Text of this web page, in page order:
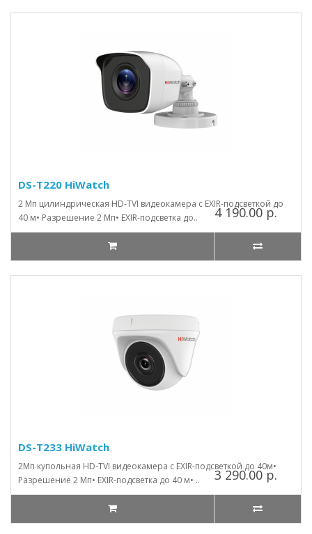
DS-T220 HiWatch
2 Мп цилиндрическая HD-TVI видеокамера с EXIR-подсветкой до
40 м• Разрешение 2 Мп• EXIR-подсветка до..
4 190.00 р.
DS-T233 HiWatch
2Мп купольная HD-TVI видеокамера с EXIR-подсветкой до 40м•
Разрешение 2 Мп• EXIR-подсветка до 40 м• ..
3 290.00 р.